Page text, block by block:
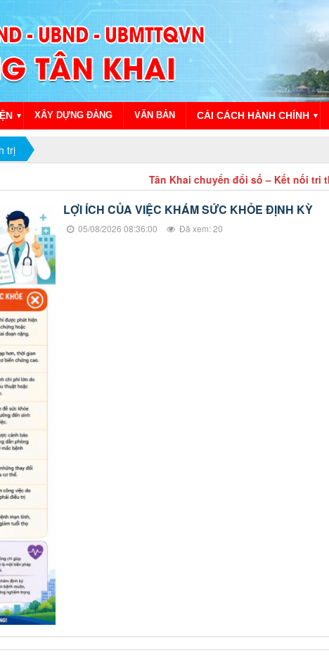
▼ XÂY DỰNG ĐẢNG VĂN BẢN CẢI CÁCH HÀNH CHÍNH ▼
trị
Tân Khai chuyển đổi số – Kết nối tri thức, kiến
LỢI ÍCH CỦA VIỆC KHÁM SỨC KHỎE ĐỊNH KỲ
05/08/2026 08:36:00 Đã xem: 20